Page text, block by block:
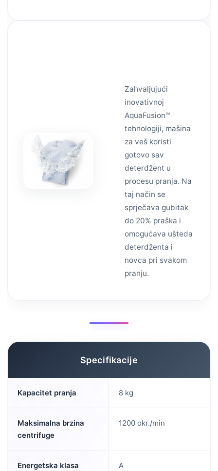
Zahvaljujući
inovativnoj
AquaFusion™
tehnologiji, mašina
za veš koristi
gotovo sav
deterdžent u
procesu pranja. Na
taj način se
sprječava gubitak
do 20% praška i
omogućava ušteda
deterdženta i
novca pri svakom
pranju.
Specifikacije
Kapacitet pranja 8 kg
Maksimalna brzina
centrifuge
1200 okr./min
Energetska klasa A